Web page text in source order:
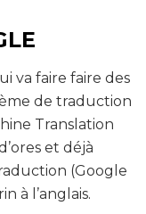
va faire faire des
de traduction
Translation
et déjà
(Google
à l’anglais.